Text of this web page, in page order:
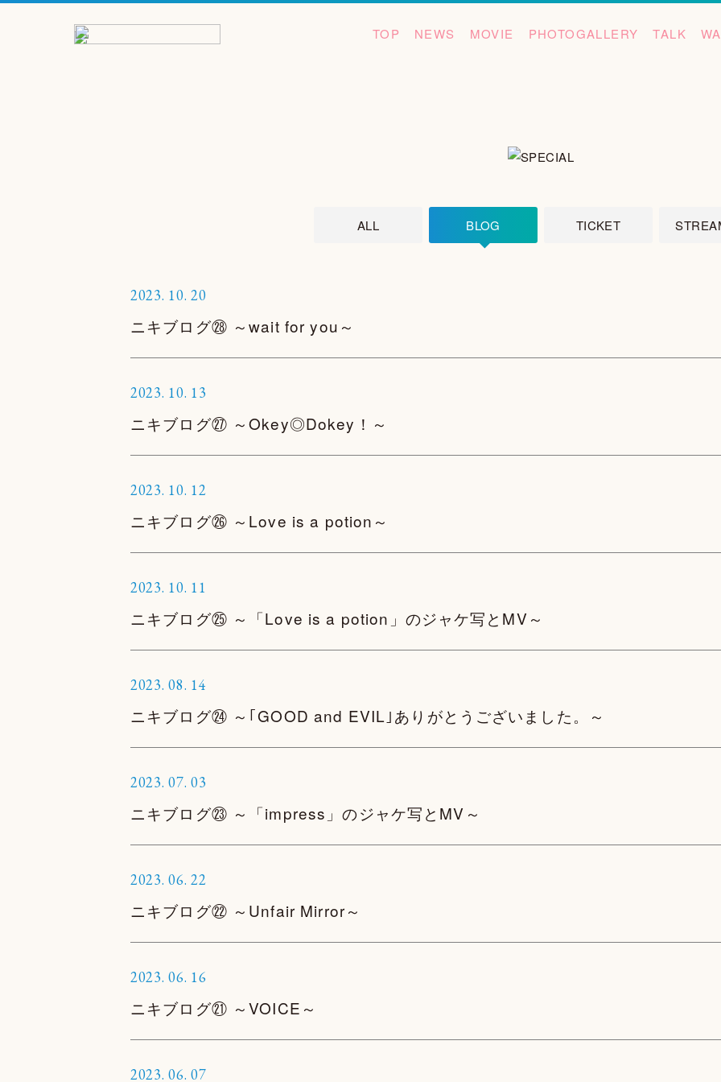
TOP NEWS MOVIE PHOTOGALLERY TALK
ALL BLOG TICKET
2023. 10.20
ニキブログ㉘ ～wait for you～
2023. 10. 13
ニキブログ㉗ ～Okey◎Dokey！～
2023. 10. 12
ニキブログ㉖ ～Love is a potion～
2023. 10. 11
ニキブログ㉕ ～「Love is a potion」のジャケ写とMV～
2023. 08. 14
ニキブログ㉔ ～｢GOOD and EVIL｣ありがとうございました。～
2023. 07.03
ニキブログ㉓ ～「impress」のジャケ写とMV～
2023. 06.22
ニキブログ㉒ ～Unfair Mirror～
2023. 06. 16
ニキブログ㉑ ～VOICE～
2023. 06.07